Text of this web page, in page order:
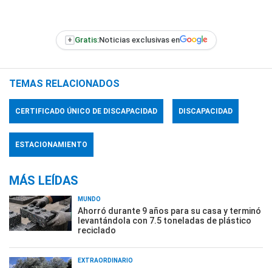
+ Gratis:Noticias exclusivas en
TEMAS RELACIONADOS
CERTIFICADO ÚNICO DE DISCAPACIDAD DISCAPACIDAD
ESTACIONAMIENTO
MÁS LEÍDAS
MUNDO
Ahorró durante 9 años para su casa y terminó
levantándola con 7.5 toneladas de plástico
reciclado
EXTRAORDINARIO